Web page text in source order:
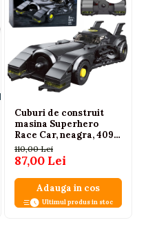
Cuburi de construit
masina Superhero
Race Car, neagra, 409
piese
110,00 Lei
87,00 Lei
Adauga in cos
Ultimul produs in stoc